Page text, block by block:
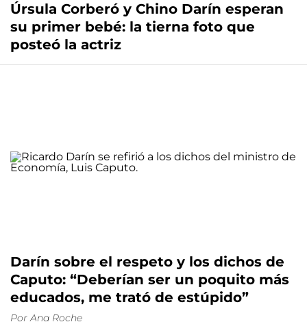
Úrsula Corberó y Chino Darín esperan
su primer bebé: la tierna foto que
posteó la actriz
Darín sobre el respeto y los dichos de
Caputo: “Deberían ser un poquito más
educados, me trató de estúpido”
Por Ana Roche